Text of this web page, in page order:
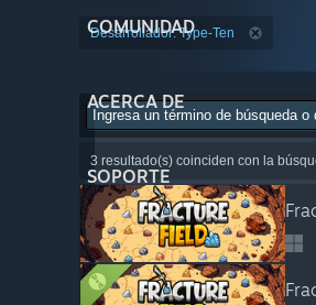
COMUNIDAD
ACERCA DE
SOPORTE
Desarrollador: Type-Ten
3 resultado(s) coinciden con la